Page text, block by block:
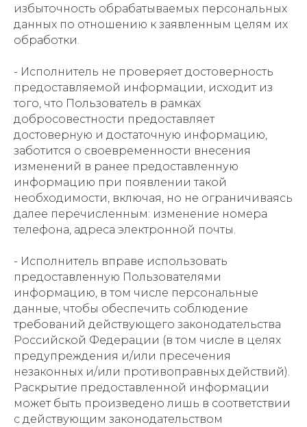
избыточность обрабатываемых персональных
данных по отношению к заявленным целям их
обработки.
- Исполнитель не проверяет достоверность
предоставляемой информации, исходит из
того, что Пользователь в рамках
добросовестности предоставляет
достоверную и достаточную информацию,
заботится о своевременности внесения
изменений в ранее предоставленную
информацию при появлении такой
необходимости, включая, но не ограничиваясь
далее перечисленным: изменение номера
телефона, адреса электронной почты.
- Исполнитель вправе использовать
предоставленную Пользователями
информацию, в том числе персональные
данные, чтобы обеспечить соблюдение
требований действующего законодательства
Российской Федерации (в том числе в целях
предупреждения и/или пресечения
незаконных и/или противоправных действий).
Раскрытие предоставленной информации
может быть произведено лишь в соответствии
с действующим законодательством